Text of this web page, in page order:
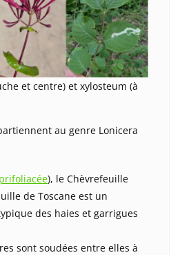
et centre) et xylosteum (à
au genre Lonicera
), le Chèvrefeuille
de Toscane est un
des haies et garrigues
sont soudées entre elles à